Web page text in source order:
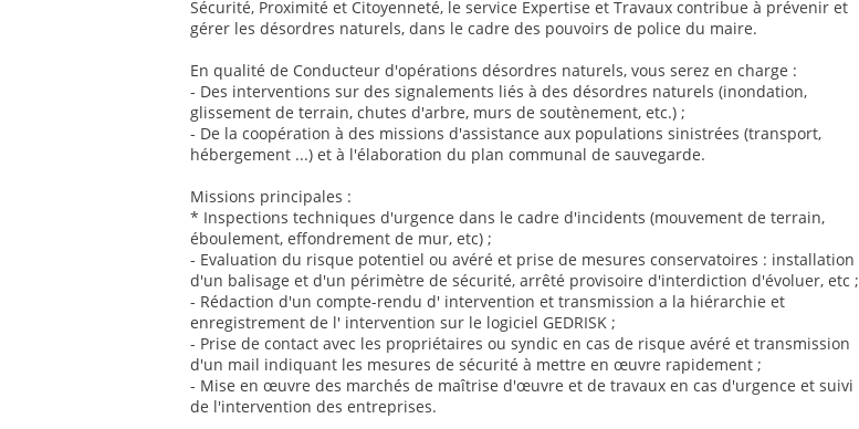
Sécurité, Proximité et Citoyenneté, le service Expertise et Travaux contribue à prévenir et
gérer les désordres naturels, dans le cadre des pouvoirs de police du maire.
En qualité de Conducteur d'opérations désordres naturels, vous serez en charge :
- Des interventions sur des signalements liés à des désordres naturels (inondation,
glissement de terrain, chutes d'arbre, murs de soutènement, etc.) ;
- De la coopération à des missions d'assistance aux populations sinistrées (transport,
hébergement ...) et à l'élaboration du plan communal de sauvegarde.
Missions principales :
* Inspections techniques d'urgence dans le cadre d'incidents (mouvement de terrain,
éboulement, effondrement de mur, etc) ;
- Evaluation du risque potentiel ou avéré et prise de mesures conservatoires : installation
d'un balisage et d'un périmètre de sécurité, arrêté provisoire d'interdiction d'évoluer, etc ;
- Rédaction d'un compte-rendu d' intervention et transmission a la hiérarchie et
enregistrement de l' intervention sur le logiciel GEDRISK ;
- Prise de contact avec les propriétaires ou syndic en cas de risque avéré et transmission
d'un mail indiquant les mesures de sécurité à mettre en œuvre rapidement ;
- Mise en œuvre des marchés de maîtrise d'œuvre et de travaux en cas d'urgence et suivi
de l'intervention des entreprises.